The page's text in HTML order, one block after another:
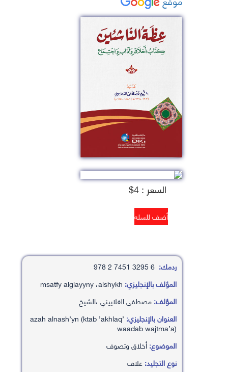
السعر : 4$
ردمك:
المؤلف بالإنجليزي:
المؤلف:مصطفى الغلاييني ،الشيخ
العنوان بالإنجليزي: ’azah alnash’yn (ktab ’akhlaq
waadab wajtma’a)
الموضوع:أخلاق وتصوف
نوع التجليد:غلاف